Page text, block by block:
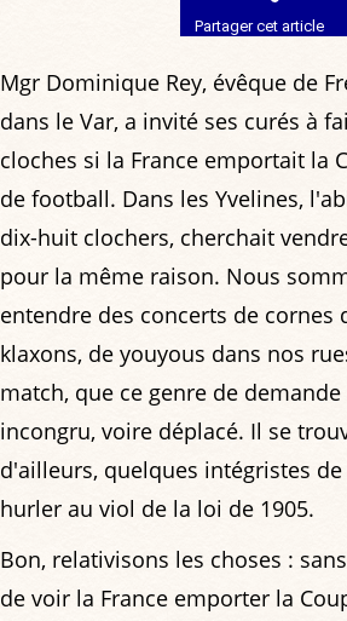
Partager cet article
Mgr Dominique Rey, évêque de
dans le Var, a invité ses curés à
cloches si la France emportait la
de football. Dans les Yvelines,
dix-huit clochers, cherchait
pour la même raison. Nous
entendre des concerts de cornes
klaxons, de youyous dans nos
match, que ce genre de
incongru, voire déplacé. Il se
d'ailleurs, quelques intégristes
hurler au viol de la loi de 1905.
Bon, relativisons les choses :
de voir la France emporter la